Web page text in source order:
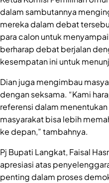
dalam sambutannya
mereka dalam debat
para calon untuk
berharap debat berjalan
kesempatan ini untuk
Dian juga mengimbau
dengan seksama. “Kami
referensi dalam
masyarakat bisa lebih
ke depan,” tambahnya.
Pj Bupati Langkat, Faisal
apresiasi atas
penting dalam proses